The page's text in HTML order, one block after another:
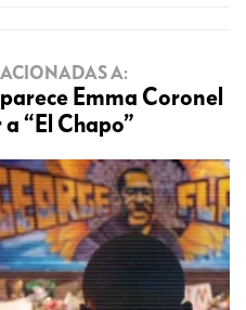
A:
Emma Coronel
“El Chapo”